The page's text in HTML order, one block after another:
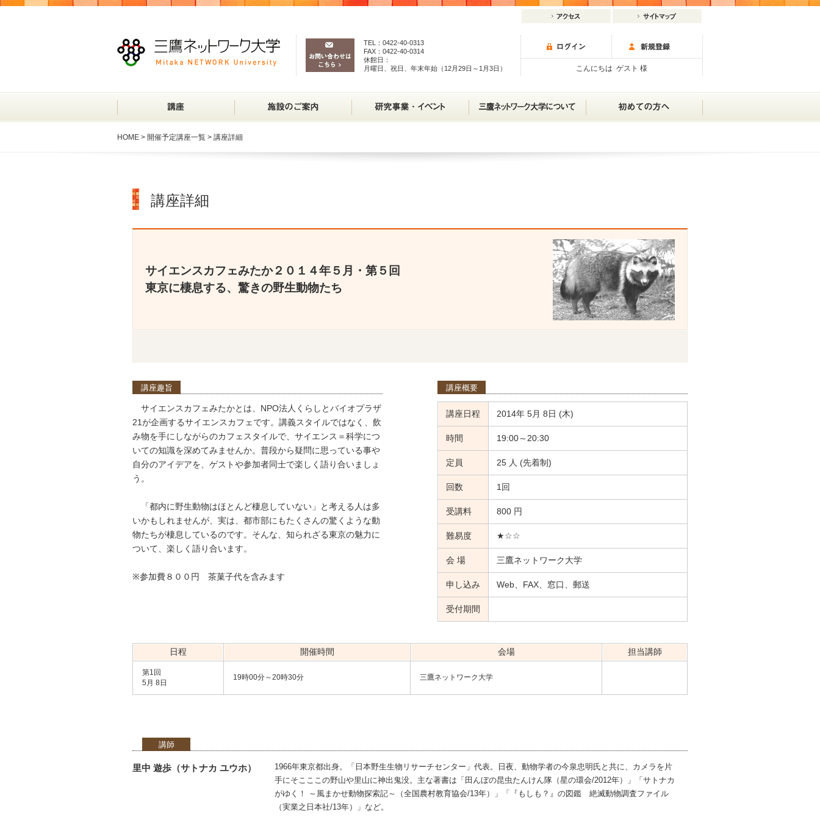
こんにちは ゲスト 様
TEL：0422-40-0313
FAX：0422-40-0314
休館日：
月曜日、祝日、年末年始（12月29日～1月3日）
HOME > 開催予定講座一覧 > 講座詳細
講座詳細
サイエンスカフェみたか２０１４年５月・第５回
東京に棲息する、驚きの野生動物たち
講座趣旨
サイエンスカフェみたかとは、NPO法人くらしとバイオプラザ
21が企画するサイエンスカフェです。講義スタイルではなく、飲
み物を手にしながらのカフェスタイルで、サイエンス＝科学につ
いての知識を深めてみませんか。普段から疑問に思っている事や
自分のアイデアを、ゲストや参加者同士で楽しく語り合いましょ
う。
「都内に野生動物はほとんど棲息していない」と考える人は多
いかもしれませんが、実は、都市部にもたくさんの驚くような動
物たちが棲息しているのです。そんな、知られざる東京の魅力に
ついて、楽しく語り合います。
※参加費８００円 茶菓子代を含みます
講座概要
講座日程 2014年 5月 8日 (木)
時間 19:00～20:30
定員 25 人 (先着制)
回数 1回
受講料 800 円
難易度 ★☆☆
会 場 三鷹ネットワーク大学
申し込み Web、FAX、窓口、郵送
受付期間
日程 開催時間 会場 担当講師
第1回
5月 8日
19時00分～20時30分 三鷹ネットワーク大学
講師
里中 遊歩（サトナカ ユウホ）
1966年東京都出身。「日本野生生物リサーチセンター」代表。日夜、動物学者の今泉忠明氏と共に、カメラを片
手にそこここの野山や里山に神出鬼没。主な著書は「田んぼの昆虫たんけん隊（星の環会/2012年）」「サトナカ
がゆく！ ～風まかせ動物探索記～（全国農村教育協会/13年）」「『もしも？』の図鑑 絶滅動物調査ファイル
（実業之日本社/13年）」など。